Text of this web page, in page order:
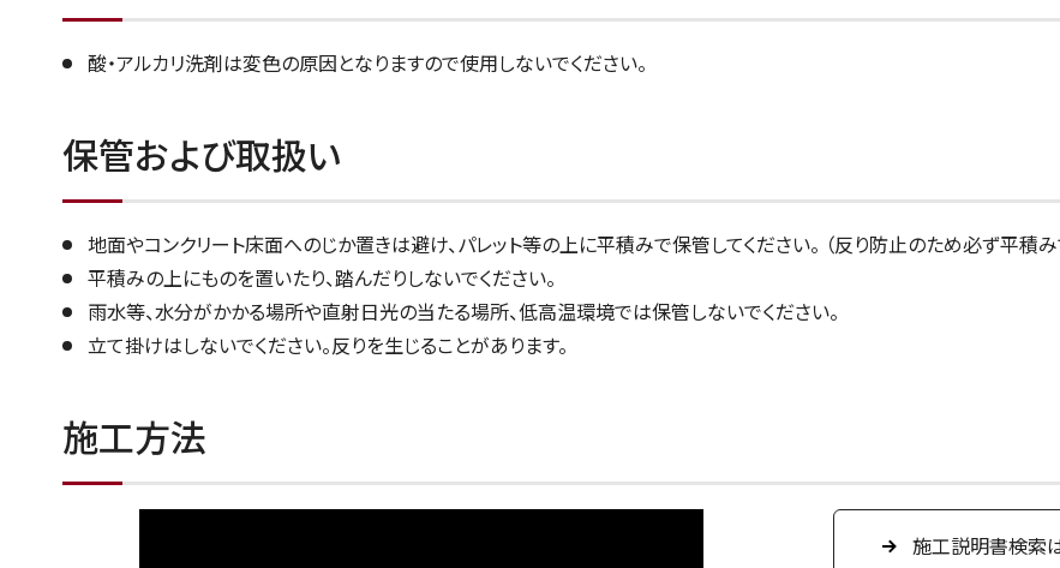
酸・アルカリ洗剤は変色の原因となりますので使用しないでください。
保管および取扱い
地面やコンクリート床面へのじか置きは避け、パレット等の上に平積みで保管してください。 （反り防止のため必ず平積み
平積みの上にものを置いたり、踏んだりしないでください。
雨水等、水分がかかる場所や直射日光の当たる場所、低高温環境では保管しないでください。
立て掛けはしないでください。反りを生じることがあります。
施工方法
施工説明書検索